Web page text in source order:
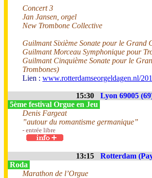
Concert 3
Jan Jansen, orgel
New Trombone Collective
Guilmant Sixième Sonate pour le Grand
Guilmant Morceau Symphonique pour
Guilmant Cinquième Sonate pour le
Trombones)
Lien : www.rotterdamseorgeldagen.nl/
15:30 Lyon 69005
5ème festival Orgue en Jeu
Denis Fargeat
”autour du romantisme germanique”
- entrée libre
13:15 Rotterdam
Roda
Marathon de l’Orgue